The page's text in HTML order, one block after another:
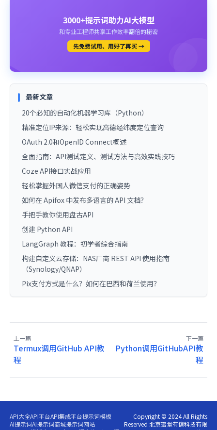
3000+提示词助力AI大模型
和专业工程师共享工作效率翻倍的秘密
先免费试用、用好了再买 →
最新文章
20个必知的自动化机器学习库（Python）
精准定位IP来源：轻松实现高德经纬度定位查询
OAuth 2.0和OpenID Connect概述
全面指南：API测试定义、测试方法与高效实践技巧
Coze API接口实战应用
轻松掌握外国人微信支付的正确姿势
如何在 Apifox 中发布多语言的 API 文档？
手把手教你使用盘古API
创建 Python API
LangGraph 教程：初学者综合指南
构建自定义云存储：NAS厂商 REST API 使用指南
（Synology/QNAP）
Pix支付方式是什么？如何在巴西和荷兰使用？
上一篇
Termux调用GitHub API教
程
下一篇
Python调用GitHubAPI教
程
API大全API平台API集成平台提示词模板
AI提示词AI提示词商城提示词网站
Copyright © 2024 All Rights
Reserved 北京蜜堂有信科技有限